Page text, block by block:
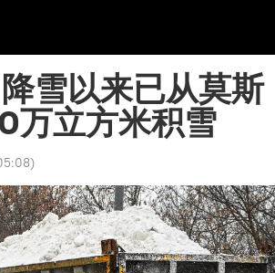
雪以来已从莫斯
万立方米积雪
)